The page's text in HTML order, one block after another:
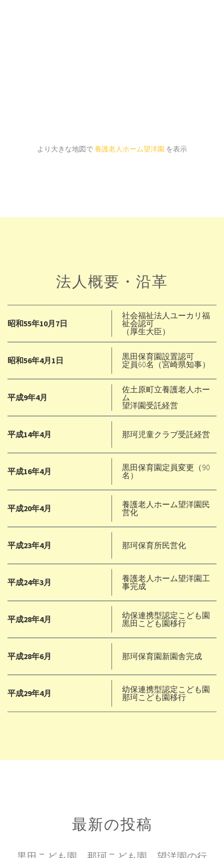
より大きな地図で養護老人ホーム望洋園 を表示
法人概要・沿革
昭和55年10月7日
社会福祉法人ユーカリ福
祉会認可
（厚生大臣）
昭和56年4月1日
黒田保育園設置認可
定員60名（宮崎県知事）
平成9年4月
佐土原町立養護老人ホー
ム
望洋園受託経営
平成14年4月 那珂児童クラブ受託経営
平成16年4月
黒田保育園定員変更（90
名）
平成20年4月
養護老人ホーム望洋園民
営化
平成23年4月 那珂保育所民営化
平成24年3月
養護老人ホーム望洋園工
事完成
平成28年4月
幼保連携型認定こども園
黒田こども園移行
平成28年6月 那珂保育園新園舎完成
平成29年4月
幼保連携型認定こども園
那珂こども園移行
最新の投稿